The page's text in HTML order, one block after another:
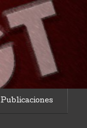
Publicaciones